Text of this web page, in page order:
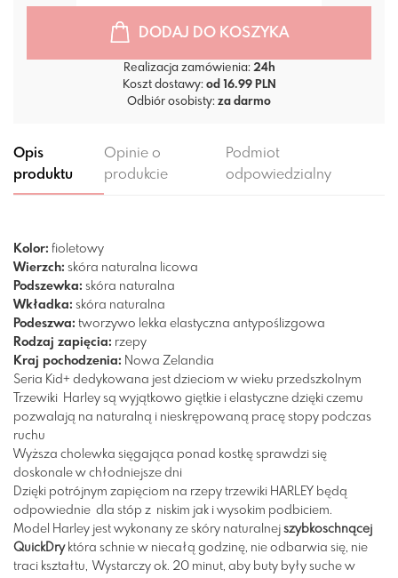
DODAJ DO KOSZYKA
Realizacja zamówienia: 24h
Koszt dostawy: od 16.99 PLN
Odbiór osobisty: za darmo
Opis
produktu
Opinie o
produkcie
Podmiot
odpowiedzialny
Kolor: fioletowy
Wierzch: skóra naturalna licowa
Podszewka: skóra naturalna
Wkładka: skóra naturalna
Podeszwa: tworzywo lekka elastyczna antypoślizgowa
Rodzaj zapięcia: rzepy
Kraj pochodzenia: Nowa Zelandia
Seria Kid+ dedykowana jest dzieciom w wieku przedszkolnym
Trzewiki Harley są wyjątkowo giętkie i elastyczne dzięki czemu
pozwalają na naturalną i nieskrępowaną pracę stopy podczas
ruchu
Wyższa cholewka sięgająca ponad kostkę sprawdzi się
doskonale w chłodniejsze dni
Dzięki potrójnym zapięciom na rzepy trzewiki HARLEY będą
odpowiednie dla stóp z niskim jak i wysokim podbiciem.
Model Harley jest wykonany ze skóry naturalnej szybkoschnącej
QuickDry która schnie w niecałą godzinę, nie odbarwia się, nie
traci kształtu, Wystarczy ok. 20 minut, aby buty były suche w